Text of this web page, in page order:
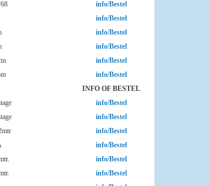
info/Bestel
info/Bestel
info/Bestel
info/Bestel
info/Bestel
info/Bestel
INFO OF BESTEL
info/Bestel
info/Bestel
info/Bestel
info/Bestel
info/Bestel
info/Bestel